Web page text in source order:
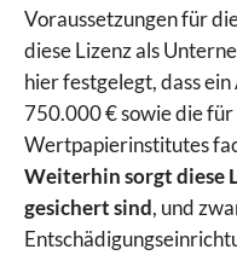
Voraussetzungen für
diese Lizenz als
hier festgelegt, dass
750.000 € sowie die
Wertpapierinstitutes
Weiterhin sorgt diese
gesichert sind, und